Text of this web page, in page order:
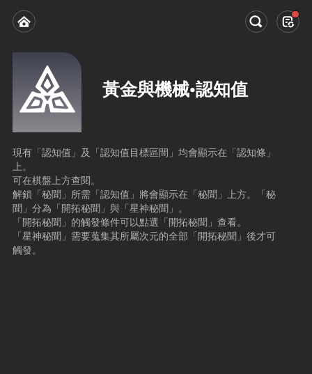
黃金與機械•認知值
現有「認知值」及「認知值目標區間」均會顯示在「認知條」
上。
可在棋盤上方查閱。
解鎖「秘聞」所需「認知值」將會顯示在「秘聞」上方。「秘
聞」分為「開拓秘聞」與「星神秘聞」。
「開拓秘聞」的觸發條件可以點選「開拓秘聞」查看。
「星神秘聞」需要蒐集其所屬次元的全部「開拓秘聞」後才可
觸發。